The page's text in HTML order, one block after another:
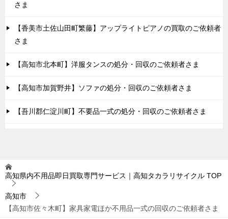
さま
【香美市土佐山田町繁藤】アップライトピアノの買取のご依頼者
さま
【高知市北本町】洋服タンスの処分・回収のご依頼者さま
【高知市加賀野井】ソファの処分・回収のご依頼者さま
【吾川郡仁淀川町】不要品一式の処分・回収のご依頼者さま
高知県内不用品即日買取専門サービス｜高知タカラリサイクル TOP
高知市
【高知市佐々木町】家具家電ほか不用品一式の回収のご依頼者さま